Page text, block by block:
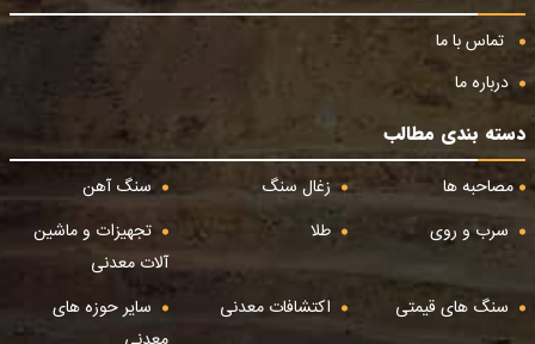
تماس با ما
درباره ما
دسته بندی مطالب
مصاحبه ها
زغال سنگ
سنگ آهن
سرب و روی
طلا
تجهیزات و ماشین
آلات معدنی
سنگ های قیمتی
اکتشافات معدنی
سایر حوزه های